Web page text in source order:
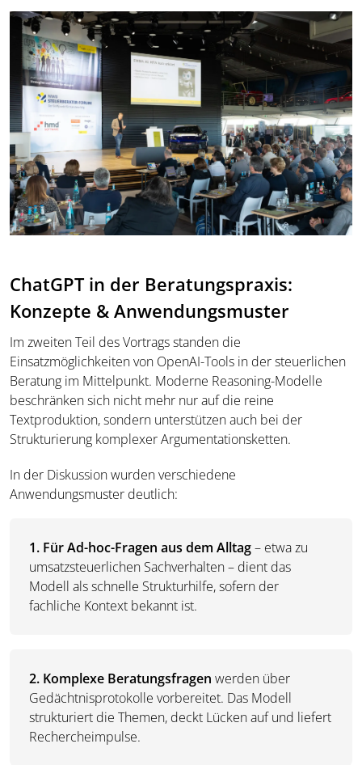
ChatGPT in der Beratungspraxis:
Konzepte & Anwendungsmuster
Im zweiten Teil des Vortrags standen die
Einsatzmöglichkeiten von OpenAI-Tools in der steuerlichen
Beratung im Mittelpunkt. Moderne Reasoning-Modelle
beschränken sich nicht mehr nur auf die reine
Textproduktion, sondern unterstützen auch bei der
Strukturierung komplexer Argumentationsketten.
In der Diskussion wurden verschiedene
Anwendungsmuster deutlich:
1. Für Ad-hoc-Fragen aus dem Alltag– etwa zu
umsatzsteuerlichen Sachverhalten – dient das
Modell als schnelle Strukturhilfe, sofern der
fachliche Kontext bekannt ist.
2. Komplexe Beratungsfragen werden über
Gedächtnisprotokolle vorbereitet. Das Modell
strukturiert die Themen, deckt Lücken auf und liefert
Rechercheimpulse.